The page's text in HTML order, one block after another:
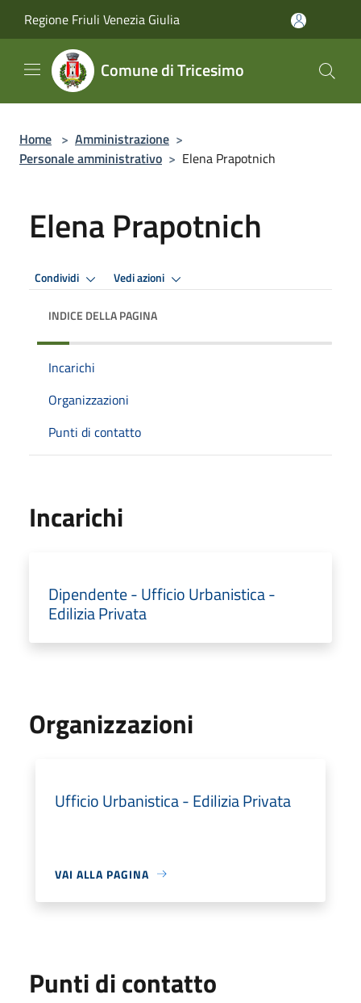
Regione Friuli Venezia Giulia
Comune di Tricesimo
Home > Amministrazione >
Personale amministrativo > Elena Prapotnich
Elena Prapotnich
Condividi Vedi azioni
INDICE DELLA PAGINA
Incarichi
Organizzazioni
Punti di contatto
Incarichi
Dipendente - Ufficio Urbanistica -
Edilizia Privata
Organizzazioni
Ufficio Urbanistica - Edilizia Privata
VAI ALLA PAGINA
Punti di contatto